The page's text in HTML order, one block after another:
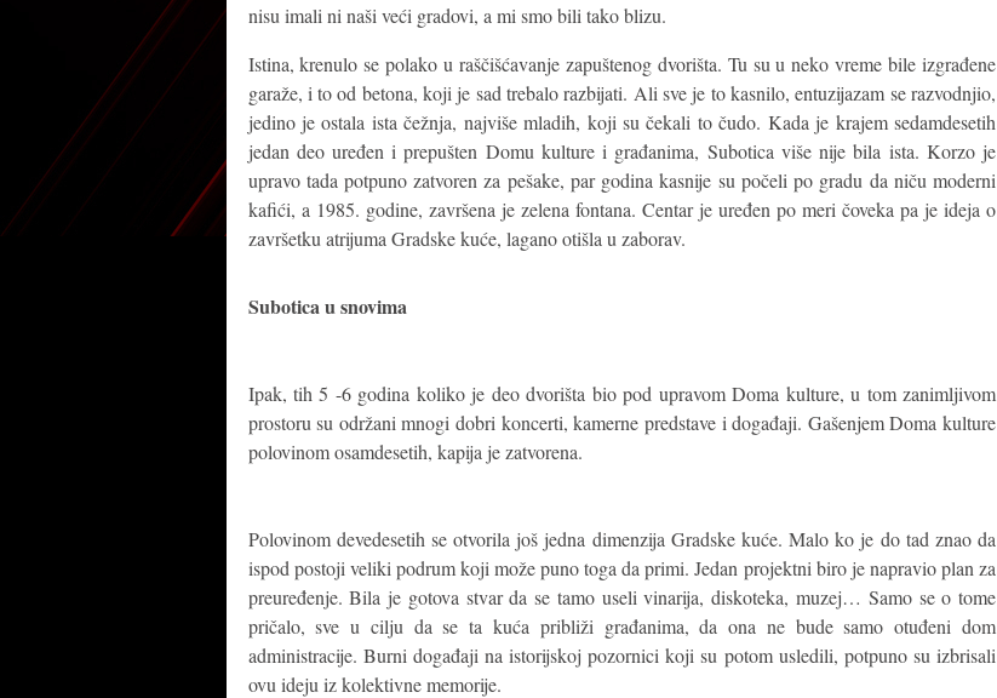
nisu imali ni naši veći gradovi, a mi smo bili tako blizu.
Istina, krenulo se polako u raščišćavanje zapuštenog dvorišta. Tu su u neko vreme bile izgrađene
garaže, i to od betona, koji je sad trebalo razbijati. Ali sve je to kasnilo, entuzijazam se razvodnjio,
jedino je ostala ista čežnja, najviše mladih, koji su čekali to čudo. Kada je krajem sedamdesetih
jedan deo uređen i prepušten Domu kulture i građanima, Subotica više nije bila ista. Korzo je
upravo tada potpuno zatvoren za pešake, par godina kasnije su počeli po gradu da niču moderni
kafići, a 1985. godine, završena je zelena fontana. Centar je uređen po meri čoveka pa je ideja o
završetku atrijuma Gradske kuće, lagano otišla u zaborav.
Subotica u snovima
Ipak, tih 5 -6 godina koliko je deo dvorišta bio pod upravom Doma kulture, u tom zanimljivom
prostoru su održani mnogi dobri koncerti, kamerne predstave i događaji. Gašenjem Doma kulture
polovinom osamdesetih, kapija je zatvorena.
Polovinom devedesetih se otvorila još jedna dimenzija Gradske kuće. Malo ko je do tad znao da
ispod postoji veliki podrum koji može puno toga da primi. Jedan projektni biro je napravio plan za
preuređenje. Bila je gotova stvar da se tamo useli vinarija, diskoteka, muzej… Samo se o tome
pričalo, sve u cilju da se ta kuća približi građanima, da ona ne bude samo otuđeni dom
administracije. Burni događaji na istorijskoj pozornici koji su potom usledili, potpuno su izbrisali
ovu ideju iz kolektivne memorije.